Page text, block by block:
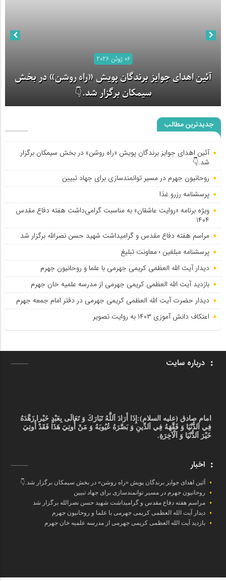
06 ژوئن 2026
آئین اهدای جوایز برندگان پویش «راه روشن» در بخش
سیمکان برگزار شد.👇
جدیدترین مطالب
آئین اهدای جوایز برندگان پویش «راه روشن» در بخش سیمکان برگزار
شد.👇
روحانیون جهرم در مسیر توانمندسازی برای جهاد تبیین
پرسشنامه رزرو غذا
ویژه برنامه «روایت عاشقان» به مناسبت گرامی‌داشت هفته دفاع مقدس
۱۴۰۴
مراسم هفته دفاع مقدس و گرامیداشت شهید حسن نصرالله برگزار شد
پرسشنامه مبلغین ؛ معاونت تبلیغ
دیدار آیت الله العظمی کریمی جهرمی با علما و روحانیون جهرم
بازدید آیت الله العظمی کریمی جهرمی از مدرسه علمیه خان جهرم
دیدار حضرت آیت الله العظمی کریمی جهرمی در دفتر امام جمعه جهرم
اعتکاف دانش آموزی ۱۴۰۳ به روایت تصویر
درباره سایت
امام صادق (علیه السلام): إِذَا أَرَادَ اَللَّهُ تَبَارَكَ وَ تَعَالَى بِعَبْدٍ خَيْرا زَهَّدَهُ
فِي اَلدُّنْيَا وَ فَقَّهَهُ فِي اَلدِّينِ وَ بَصَّرَهُ عُيُوبَهُ وَ مَنْ أُوتِيَ هَذَا فَقَدْ أُوتِيَ
خَيْرَ اَلدُّنْيَا وَ اَلْآخِرَةِ.
اخبار
آئین اهدای جوایز برندگان پویش «راه روشن» در بخش سیمکان برگزار شد.👇
روحانیون جهرم در مسیر توانمندسازی برای جهاد تبیین
مراسم هفته دفاع مقدس و گرامیداشت شهید حسن نصرالله برگزار شد
دیدار آیت الله العظمی کریمی جهرمی با علما و روحانیون جهرم
بازدید آیت الله العظمی کریمی جهرمی از مدرسه علمیه خان جهرم